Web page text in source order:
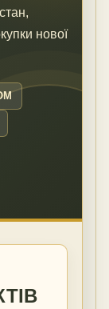
нової